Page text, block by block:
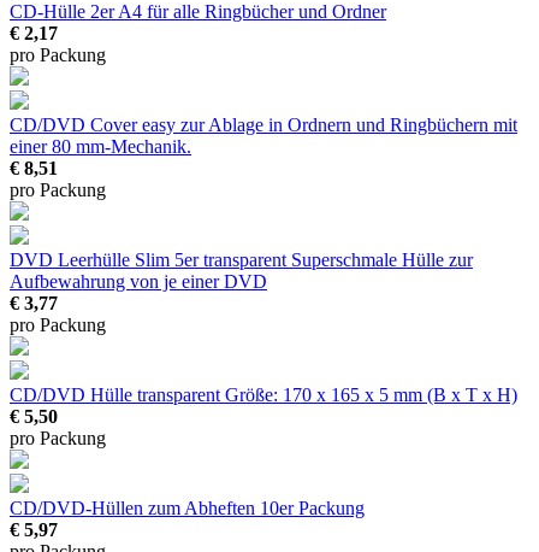
CD-Hülle 2erA4 für alle Ringbücher und Ordner
€ 2,17
pro Packung
CD/DVD Cover easy zur Ablage in Ordnern und Ringbüchern mit
einer 80 mm-Mechanik.
€ 8,51
pro Packung
DVD Leerhülle Slim 5er transparent Superschmale Hülle zur
Aufbewahrung von je einer DVD
€ 3,77
pro Packung
CD/DVD Hülle transparent Größe: 170 x 165 x 5 mm (B x T x H)
€ 5,50
pro Packung
CD/DVD-Hüllen zum Abheften 10er Packung
€ 5,97